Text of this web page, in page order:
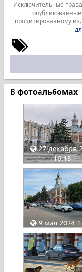
Исключительные
процитированному
В фотоальбомах
27 декабря
16:13
9 мая 2024